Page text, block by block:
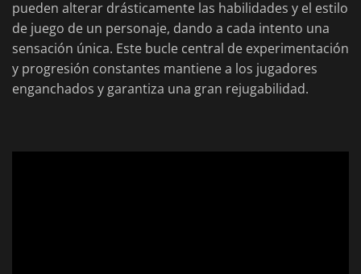
pueden alterar drásticamente las habilidades y el estilo
de juego de un personaje, dando a cada intento una
sensación única. Este bucle central de experimentación
y progresión constantes mantiene a los jugadores
enganchados y garantiza una gran rejugabilidad.